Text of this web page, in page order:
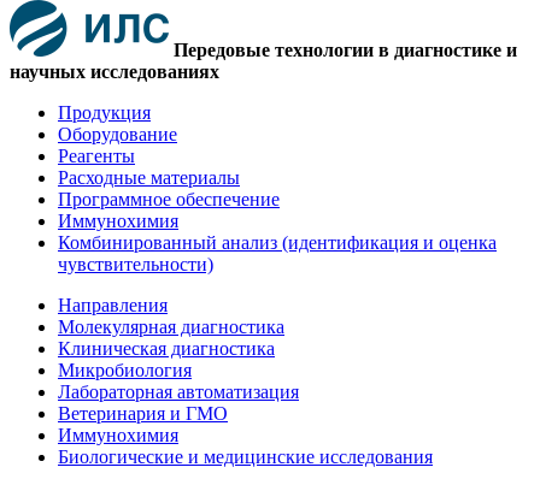
Передовые технологии в диагностике и
научных исследованиях
Продукция
Оборудование
Реагенты
Расходные материалы
Программное обеспечение
Иммунохимия
Комбинированный анализ (идентификация и оценка
чувствительности)
Направления
Молекулярная диагностика
Клиническая диагностика
Микробиология
Лабораторная автоматизация
Ветеринария и ГМО
Иммунохимия
Биологические и медицинские исследования